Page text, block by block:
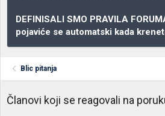
DEFINISALI SMO PRAVILA
pojaviće se automatski kada
Blic pitanja
Članovi koji se reagovali na